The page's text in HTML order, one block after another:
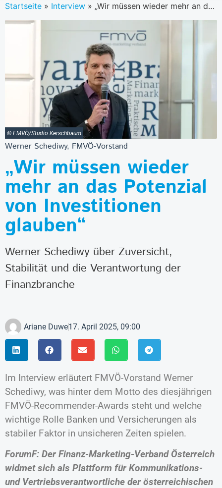
Startseite » Interview » „Wir müssen wieder mehr an das Potenzial von Investitionen glauben“
© FMVÖ/Studio Kerschbaum
Werner Schediwy, FMVÖ-Vorstand
„Wir müssen wieder
mehr an das Potenzial
von Investitionen
glauben“
Werner Schediwy über Zuversicht,
Stabilität und die Verantwortung der
Finanzbranche
Ariane Duwe17. April 2025, 09:00
Im Interview erläutert FMVÖ-Vorstand Werner
Schediwy, was hinter dem Motto des diesjährigen
FMVÖ-Recommender-Awards steht und welche
wichtige Rolle Banken und Versicherungen als
stabiler Faktor in unsicheren Zeiten spielen.
ForumF: Der Finanz-Marketing-Verband Österreich
widmet sich als Plattform für Kommunikations-
und Vertriebsverantwortliche der österreichischen